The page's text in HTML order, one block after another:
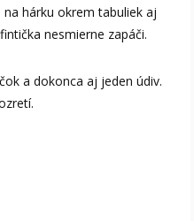
hárku okrem tabuliek aj
nesmierne zapáči.
a dokonca aj jeden údiv.